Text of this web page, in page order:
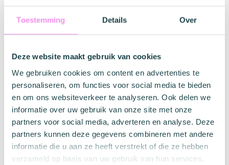
Toestemming Details Over
Deze website maakt gebruik van cookies
We gebruiken cookies om content en advertenties te
personaliseren, om functies voor social media te bieden
en om ons websiteverkeer te analyseren. Ook delen we
informatie over uw gebruik van onze site met onze
partners voor social media, adverteren en analyse. Deze
partners kunnen deze gegevens combineren met andere
informatie die u aan ze heeft verstrekt of die ze hebben
verzameld op basis van uw gebruik van hun services.
Ouch!
Leren Handboeien van Ouch! – Voor Intense BDSM-
Sessies
Ben je op zoek naar hoogwaardige leren handboeien die
zowel comfortabel als robuust zijn? De leren handboeien
van Ouch! zijn precies wat je nodig hebt voor intens en
ruig spel. Deze handboeien zijn gemaakt van kwaliteitsleer
en hebben elegante stiksels langs de riempjes, wat zorgt
voor een stijlvolle uitstraling en duurzaamheid.